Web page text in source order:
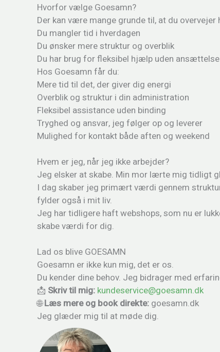
Hvorfor vælge Goesamn?
Der kan være mange grunde til, at du
Du mangler tid i hverdagen
Du ønsker mere struktur og overblik
Du har brug for fleksibel hjælp uden ansættelse
Hos Goesamn får du:
Mere tid til det, der giver dig energi
Overblik og struktur i din administration
Fleksibel assistance uden binding
Tryghed og ansvar, jeg følger op og leverer
Mulighed for kontakt både aften og weekend
Hvem er jeg, når jeg ikke arbejder?
Jeg elsker at skabe. Min mor lærte mig tidligt
I dag skaber jeg primært værdi gennem
fylder også i mit liv.
Jeg har tidligere haft webshops, som nu er
skabe værdi for dig.
Lad os blive GOESAMN
Goesamn er ikke kun mig, det er os.
Du kender dine behov. Jeg bidrager med
📩 Skriv til mig: kundeservice@goesamn.dk
🌐Læs mere og book direkte: goesamn.dk
Jeg glæder mig til at møde dig.